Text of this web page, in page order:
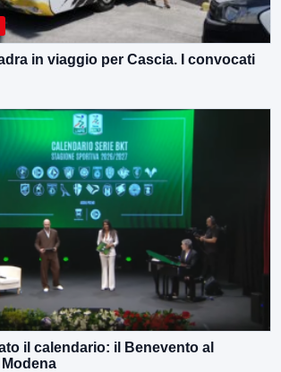
in viaggio per Cascia. I convocati
il calendario: il Benevento al